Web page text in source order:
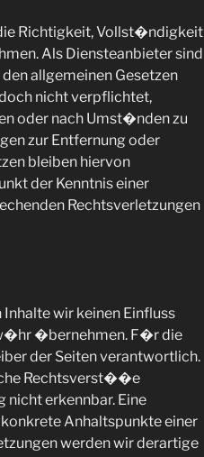
Richtigkeit, Vollst�ndigkeit
Als Diensteanbieter sind
allgemeinen Gesetzen
nicht verpflichtet,
oder nach Umst�nden zu
zur Entfernung oder
bleiben hiervon
der Kenntnis einer
Rechtsverletzungen
wir keinen Einfluss
�bernehmen. F�r die
der Seiten verantwortlich.
Rechtsverst��e
erkennbar. Eine
Anhaltspunkte einer
werden wir derartige